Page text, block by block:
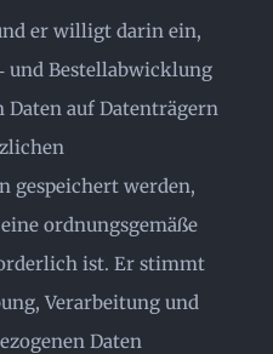
er willigt darin ein,
und Bestellabwicklung
auf Datenträgern
gespeichert werden,
ordnungsgemäße
ist. Er stimmt
Verarbeitung und
Daten